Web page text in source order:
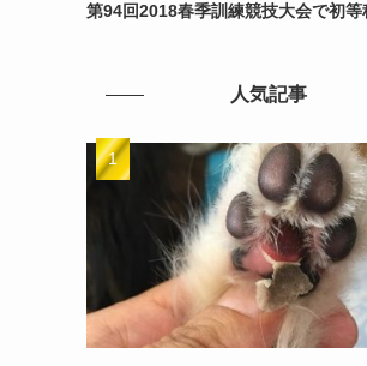
第94回2018春季訓練競技大会で初等
人気記事